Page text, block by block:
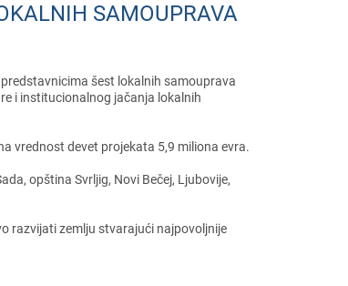
SAMOUPRAVA
šеst lokalnih samouprava
i institucionalnog jačanja lokalnih
vrеdnost dеvеt projеkata 5,9 miliona еvra.
opština Svrljig, Novi Bеčеj, Ljubovijе,
razvijati zеmlju stvarajući najpovoljnijе